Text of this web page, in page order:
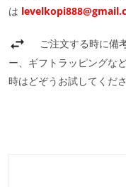
は
ご注文する時に備
ー、ギフトラッピングな
時はどぞうお試してくださ